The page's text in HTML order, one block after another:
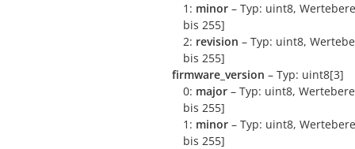
1: minor – Typ: uint8,
bis 255]
2: revision – Typ: uint8,
bis 255]
firmware_version – Typ: uint8[3]
0: major – Typ: uint8,
bis 255]
1: minor – Typ: uint8,
bis 255]